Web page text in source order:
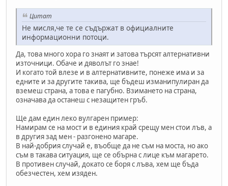
Цитат
Не мисля,че те се съдържат в официалните
информационни потоци.
Да, това много хора го знаят и затова търсят алтернативни
източници. Обаче и дяволът го знае!
И когато той влезе и в алтернативните, понеже има и за
едните и за другите такива, ще бъдеш изманипулиран да
вземеш страна, а това е пагубно. Взимането на страна,
означава да останеш с незащитен гръб.
Ще дам един леко вулгарен пример:
Намирам се на мост и в единия край срещу мен стои лъв, а
в другия зад мен - разгонено магаре.
В най-добрия случай е, въобще да не съм на моста, но ако
съм в такава ситуация, ще се обърна с лице към магарето.
В противен случай, докато се боря с лъва, хем ще бъда
обезчестен, хем изяден.